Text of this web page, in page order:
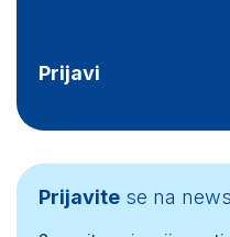
Prijavi
Prijavite se na